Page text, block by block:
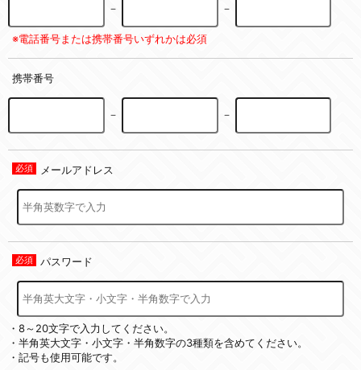
－ －
※電話番号または携帯番号いずれかは必須
携帯番号
－ －
メールアドレス
パスワード
・8～20文字で入力してください。
・半角英大文字・小文字・半角数字の3種類を含めてください。
・記号も使用可能です。